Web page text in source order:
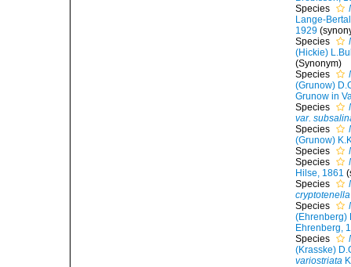
Species
Lange-
1929
Species
(Hickie)
(Synonym)
Species
(Grunow)
Grunow in
Species
var.
Species
(Grunow)
Species
Species
Hilse, 1861
Species
cryptotenella
Species
(Ehrenberg)
Ehrenberg,
Species
(Krasske)
variostriata